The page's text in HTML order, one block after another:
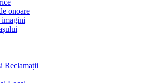
onoare
Reclamații